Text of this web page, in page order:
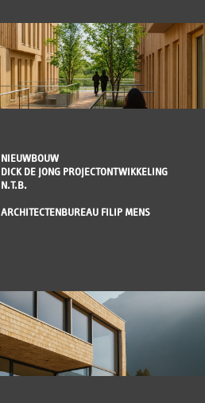
NIEUWBOUW
DICK DE JONG PROJECTONTWIKKELING
N.T.B.
ARCHITECTENBUREAU FILIP MENS